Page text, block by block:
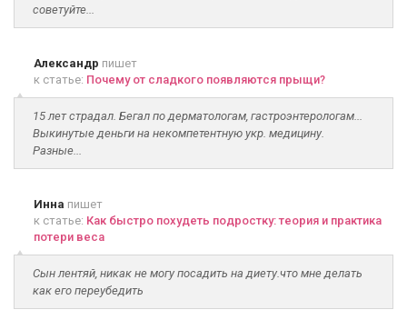
советуйте...
Александр пишет
к статье: Почему от сладкого появляются прыщи?
15 лет страдал. Бегал по дерматологам, гастроэнтерологам...
Выкинутые деньги на некомпетентную укр. медицину.
Разные...
Инна пишет
к статье: Как быстро похудеть подростку: теория и практика
потери веса
Сын лентяй, никак не могу посадить на диету.что мне делать
как его переубедить